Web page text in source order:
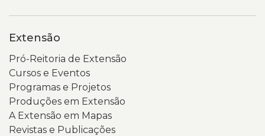
Extensão
Pró-Reitoria de Extensão
Cursos e Eventos
Programas e Projetos
Produções em Extensão
A Extensão em Mapas
Revistas e Publicações